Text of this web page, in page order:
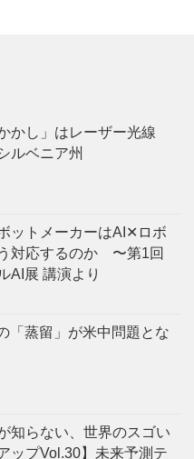
かかし」はレーザー光線
ルベニア州
ットメーカーはAI✕ロボ
対応するのか 〜第1回
AI展 講演より
「蒸留」が米中問題とな
知らない、世界のスゴい
ップVol.30】未来予測テ